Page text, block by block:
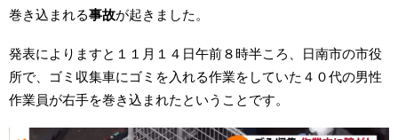
巻き込まれる事故が起きました。
発表によりますと１１月１４日午前８時半ころ、日南市の市役
所で、ゴミ収集車にゴミを入れる作業をしていた４０代の男性
作業員が右手を巻き込まれたということです。